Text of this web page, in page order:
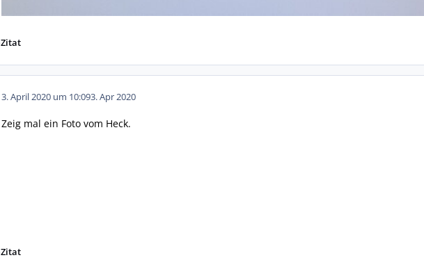
Zitat
3. April 2020 um 10:093. Apr 2020
Zeig mal ein Foto vom Heck.
Zitat